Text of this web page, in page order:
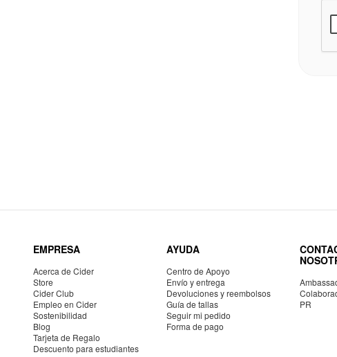
EMPRESA
Acerca de Cider
Store
Cider Club
Empleo en Cider
Sostenibilidad
Blog
Tarjeta de Regalo
Descuento para estudiantes
AYUDA
Centro de Apoyo
Envío y entrega
Devoluciones y reembolsos
Guía de tallas
Seguir mi pedido
Forma de pago
PR